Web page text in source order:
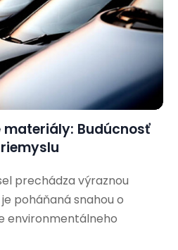
materiály: Budúcnosť
prechádza výraznou
poháňaná snahou o
environmentálneho